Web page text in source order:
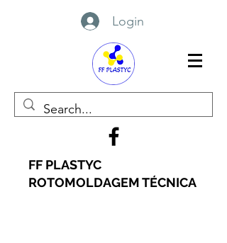
Login
FF PLASTYC
ROTOMOLDAGEM TÉCNICA